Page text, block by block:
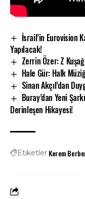
İsrail’in Eurovision
Yapılacak!
Zerrin Özer: Z
Hale Gür: Halk
Sinan Akçıl’dan
Buray’dan Yeni
Derinleşen Hikayesi!
Etiketler Kerem